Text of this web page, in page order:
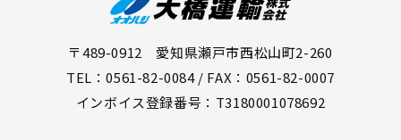
〒489-0912 愛知県瀬戸市西松山町2-260
TEL：0561-82-0084 / FAX：0561-82-0007
インボイス登録番号：T3180001078692